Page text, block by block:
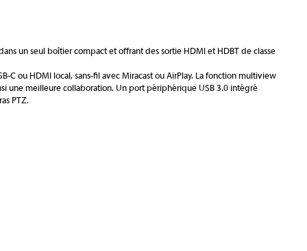
un seul boîtier compact et offrant des sortie HDMI et HDBT de classe
ou HDMI local, sans-fil avec Miracast ou AirPlay. La fonction multiview
une meilleure collaboration. Un port périphérique USB 3.0 intégré
PTZ.